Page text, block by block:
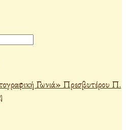
Γωνιά» Πρεσβυτέρου Π.